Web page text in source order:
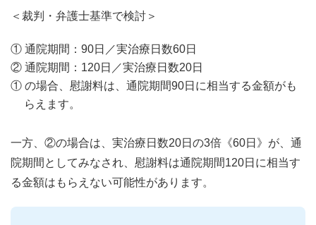
＜裁判・弁護士基準で検討＞
① 通院期間：90日／実治療日数60日
② 通院期間：120日／実治療日数20日
① の場合、慰謝料は、通院期間90日に相当する金額がも
らえます。
一方、②の場合は、実治療日数20日の3倍《60日》が、通
院期間としてみなされ、慰謝料は通院期間120日に相当す
る金額はもらえない可能性があります。